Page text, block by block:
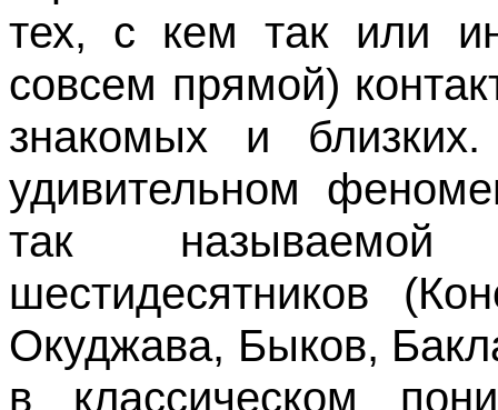
тех, с кем так или
совсем прямой)
знакомых и
удивительном
так называемой
шестидесятников
Окуджава, Быков,
в классическом